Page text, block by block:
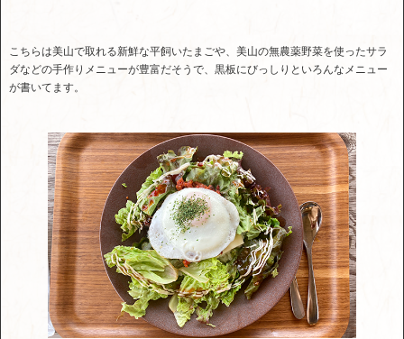
こちらは美山で取れる新鮮な平飼いたまごや、美山の無農薬野菜を使ったサラ
ダなどの手作りメニューが豊富だそうで、黒板にびっしりといろんなメニュー
が書いてます。